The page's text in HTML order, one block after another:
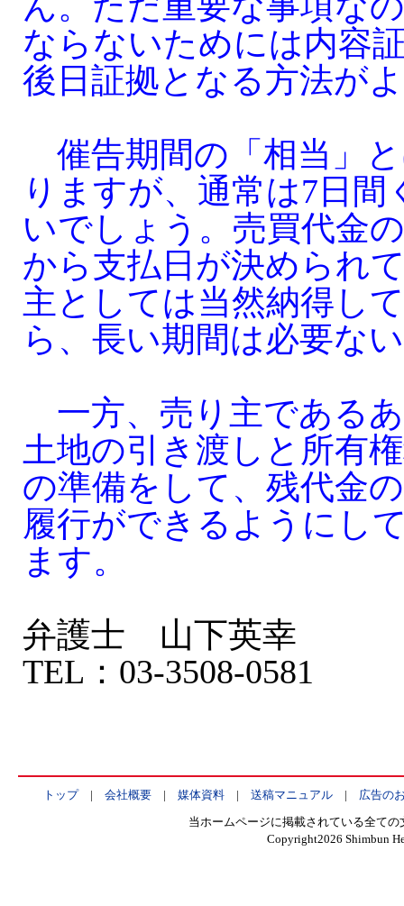
ならないためには内容
後日証拠となる方法が
催告期間の「相当」
りますが、通常は7日
いでしょう。売買代金
から支払日が決められ
主としては当然納得し
ら、長い期間は必要な
一方、売り主である
土地の引き渡しと所有
の準備をして、残代金
履行ができるようにし
ます。
弁護士 山下英幸
TEL：03-3508-0581
トップ| 会社概要| 媒体資料| 送稿マニュアル| 広告の
当ホームページに掲載されている全て
Copyright2026 Shimbun